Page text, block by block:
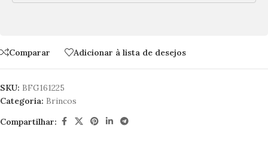
Comparar Adicionar à lista de desejos
SKU: BFG161225
Categoria: Brincos
Compartilhar: